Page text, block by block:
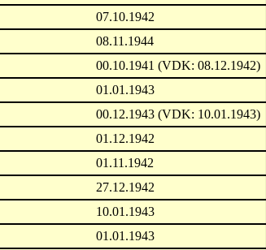
07.10.1942
08.11.1944
00.10.1941 (VDK: 08.12.1942)
01.01.1943
00.12.1943 (VDK: 10.01.1943)
01.12.1942
01.11.1942
27.12.1942
10.01.1943
01.01.1943